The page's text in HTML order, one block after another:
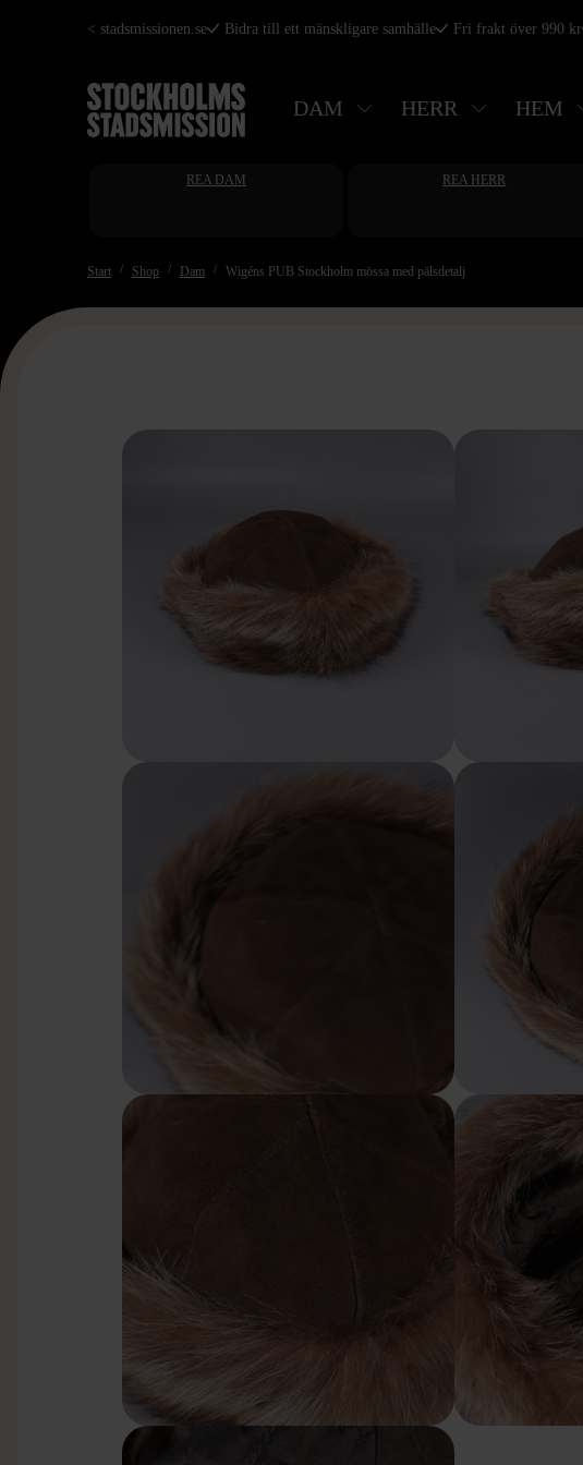
Hoppa
huvudinnehåll
< stadsmissionen.se Bidra till ett mänskligare samhälle Fri frakt över 990 kr
DAM HERR HEM
REA DAM REA HERR
Start Shop Dam Wigéns PUB Stockholm mössa med pälsdetalj